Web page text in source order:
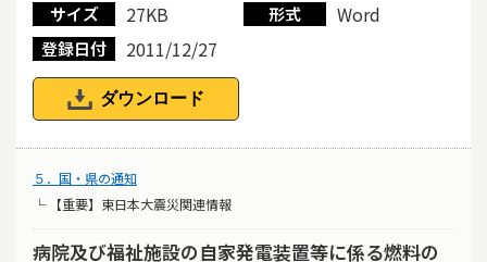
サイズ
27KB 形式 Word
登録日付 2011/12/27
ダウンロード
５．国・県の通知
└ 【重要】東日本大震災関連情報
病院及び福祉施設の自家発電装置等に係る燃料の